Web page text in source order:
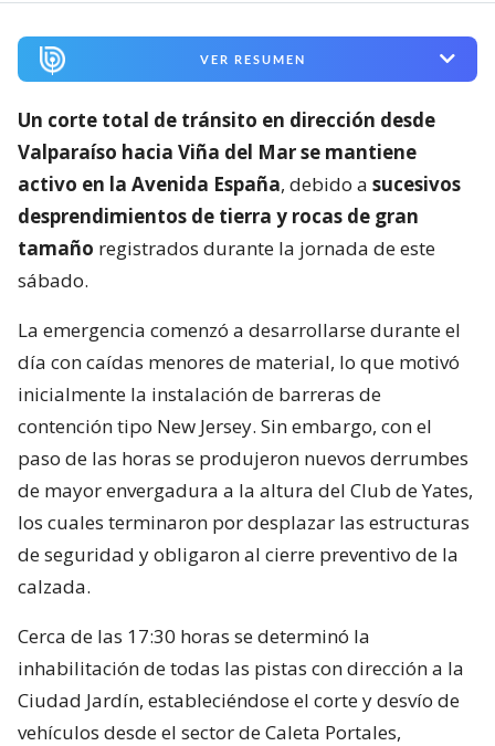
VER RESUMEN
Un corte total de tránsito en dirección desde
Valparaíso hacia Viña del Mar se mantiene
activo en la Avenida España, debido a sucesivos
desprendimientos de tierra y rocas de gran
tamaño registrados durante la jornada de este
sábado.
La emergencia comenzó a desarrollarse durante el
día con caídas menores de material, lo que motivó
inicialmente la instalación de barreras de
contención tipo New Jersey. Sin embargo, con el
paso de las horas se produjeron nuevos derrumbes
de mayor envergadura a la altura del Club de Yates,
los cuales terminaron por desplazar las estructuras
de seguridad y obligaron al cierre preventivo de la
calzada.
Cerca de las 17:30 horas se determinó la
inhabilitación de todas las pistas con dirección a la
Ciudad Jardín, estableciéndose el corte y desvío de
vehículos desde el sector de Caleta Portales,